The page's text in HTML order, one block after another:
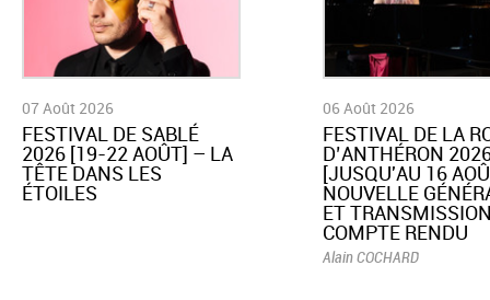
07 Août 2026
​FESTIVAL DE SABLÉ
2026 [19-22 AOÛT] – LA
TÊTE DANS LES
ÉTOILES
06 Août 2026
​FESTIVAL DE LA
D’ANTHÉRON
[JUSQU'AU 16
NOUVELLE
ET
COMPTE RENDU
Alain COCHARD